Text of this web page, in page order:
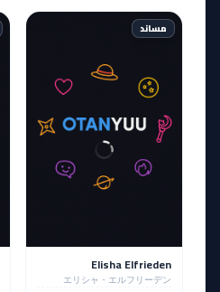
مساند
Elisha Elfrieden
エリシャ・エルフリーデン